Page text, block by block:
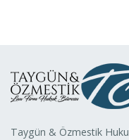
Taygün & Özmestik